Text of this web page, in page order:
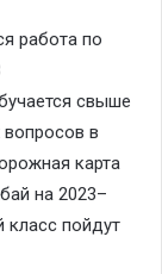
работа по
свыше
в
карта
на 2023–
класс пойдут